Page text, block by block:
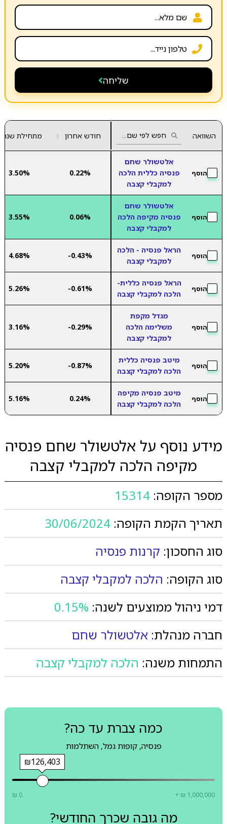
שליחה
השוואה חודש אחרון ▲
▼ מתחילת שנה
הוסף
אלטשולר שחם
פנסיה כללית הלכה
למקבלי קצבה
0.22%
3.50%
הוסף
אלטשולר שחם
פנסיה מקיפה הלכה
למקבלי קצבה
0.06%
3.55%
הוסף
הראל פנסיה - הלכה
למקבלי קצבה
-0.43%
4.68%
הוסף
הראל פנסיה כללית-
הלכה למקבלי קצבה
-0.61%
5.26%
הוסף
מגדל מקפת
משלימה הלכה
למקבלי קצבה
-0.29%
3.16%
הוסף
מיטב פנסיה כללית
הלכה למקבלי קצבה
-0.87%
5.20%
הוסף
מיטב פנסיה מקיפה
הלכה למקבלי קצבה
0.24%
5.16%
מידע נוסף על אלטשולר שחם פנסיה
מקיפה הלכה למקבלי קצבה
מספר הקופה: 15314
תאריך הקמת הקופה: 30/06/2024
סוג החסכון: קרנות פנסיה
סוג הקופה: הלכה למקבלי קצבה
דמי ניהול ממוצעים לשנה: 0.15%
חברה מנהלת: אלטשולר שחם
התמחות משנה: הלכה למקבלי קצבה
כמה צברת עד כה?
פנסיה, קופות גמל, השתלמות
₪126,403
₪ 0 + ₪ 1,000,000
מה גובה שכרך החודשי?